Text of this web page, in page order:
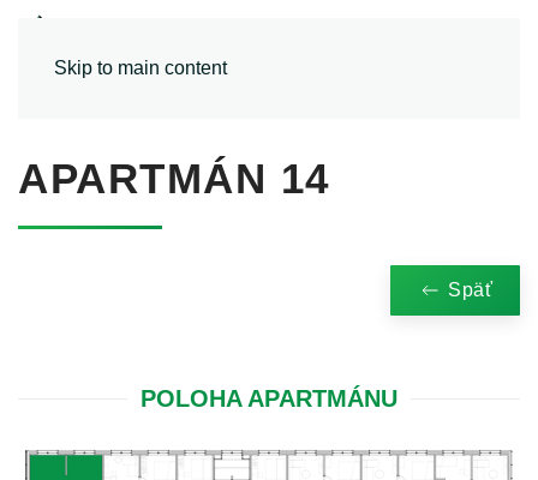
Skip to main content
APARTMÁN 14
Späť
POLOHA APARTMÁNU